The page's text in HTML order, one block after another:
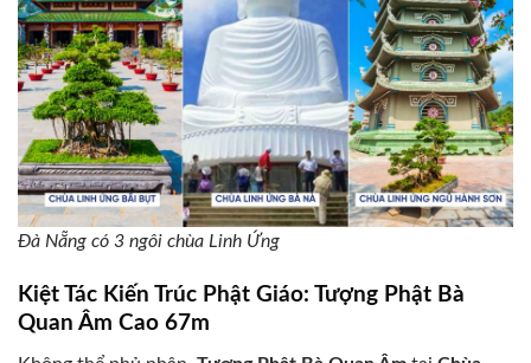
Đà Nẵng có 3 ngôi chùa Linh Ứng
Kiệt Tác Kiến Trúc Phật Giáo: Tượng Phật Bà
Quan Âm Cao 67m